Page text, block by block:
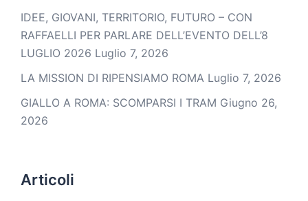
IDEE, GIOVANI, TERRITORIO, FUTURO – CON
RAFFAELLI PER PARLARE DELL’EVENTO DELL’8
LUGLIO 2026 Luglio 7, 2026
LA MISSION DI RIPENSIAMO ROMA Luglio 7, 2026
GIALLO A ROMA: SCOMPARSI I TRAM Giugno 26,
2026
Articoli